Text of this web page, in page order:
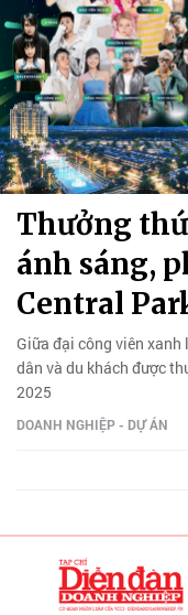
Thưởng
ánh sáng,
Central
Giữa đại công viên xanh
dân và du khách được
2025
DOANH NGHIỆP - DỰ ÁN